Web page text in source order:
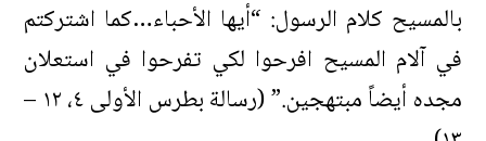
بالمسيح كلام الرسول: “أيها الأحباء…كما اشتركتم
في آلام المسيح افرحوا لكي تفرحوا في استعلان
مجده أيضاً مبتهجين.” (رسالة بطرس الأولى ٤، ١٢ –